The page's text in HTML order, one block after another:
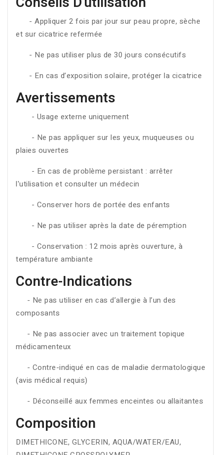
- Appliquer 2 fois par jour sur peau propre, sèche
et sur cicatrice refermée
- Ne pas utiliser plus de 30 jours consécutifs
- En cas d’exposition solaire, protéger la cicatrice
Avertissements
- Usage externe uniquement
- Ne pas appliquer sur les yeux, muqueuses ou
plaies ouvertes
- En cas de problème persistant : arrêter
l'utilisation et consulter un médecin
- Conserver hors de portée des enfants
- Ne pas utiliser après la date de péremption
- Conservation : 12 mois après ouverture, à
température ambiante
Contre-Indications
- Ne pas utiliser en cas d’allergie à l’un des
composants
- Ne pas associer avec un traitement topique
médicamenteux
- Contre-indiqué en cas de maladie dermatologique
(avis médical requis)
- Déconseillé aux femmes enceintes ou allaitantes
Composition
DIMETHICONE, GLYCERIN, AQUA/WATER/EAU,